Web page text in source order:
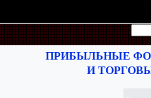
ПРИБЫЛЬНЫЕ
И